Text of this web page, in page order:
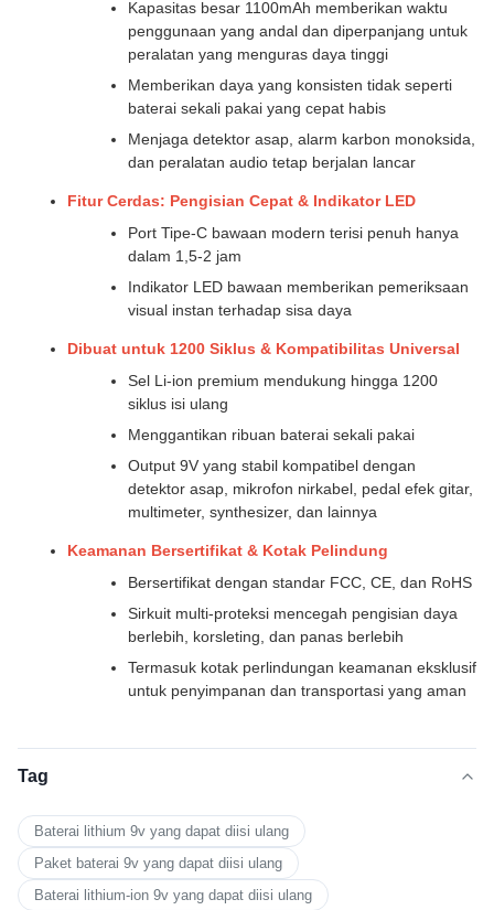
Kapasitas besar 1100mAh memberikan waktu
penggunaan yang andal dan diperpanjang untuk
peralatan yang menguras daya tinggi
Memberikan daya yang konsisten tidak seperti
baterai sekali pakai yang cepat habis
Menjaga detektor asap, alarm karbon monoksida,
dan peralatan audio tetap berjalan lancar
Fitur Cerdas: Pengisian Cepat & Indikator LED
Port Tipe-C bawaan modern terisi penuh hanya
dalam 1,5-2 jam
Indikator LED bawaan memberikan pemeriksaan
visual instan terhadap sisa daya
Dibuat untuk 1200 Siklus & Kompatibilitas Universal
Sel Li-ion premium mendukung hingga 1200
siklus isi ulang
Menggantikan ribuan baterai sekali pakai
Output 9V yang stabil kompatibel dengan
detektor asap, mikrofon nirkabel, pedal efek gitar,
multimeter, synthesizer, dan lainnya
Keamanan Bersertifikat & Kotak Pelindung
Bersertifikat dengan standar FCC, CE, dan RoHS
Sirkuit multi-proteksi mencegah pengisian daya
berlebih, korsleting, dan panas berlebih
Termasuk kotak perlindungan keamanan eksklusif
untuk penyimpanan dan transportasi yang aman
Tag
Baterai lithium 9v yang dapat diisi ulang
Paket baterai 9v yang dapat diisi ulang
Baterai lithium-ion 9v yang dapat diisi ulang